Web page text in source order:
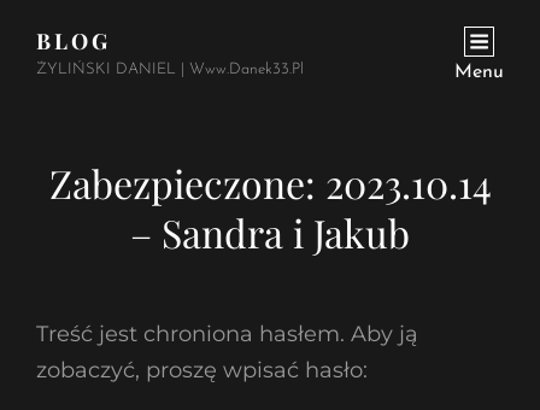
BLOG
ŻYLIŃSKI DANIEL | Www.danek33.pl Menu
Zabezpieczone: 2023.10.14
– Sandra i Jakub
Treść jest chroniona hasłem. Aby ją
zobaczyć, proszę wpisać hasło: